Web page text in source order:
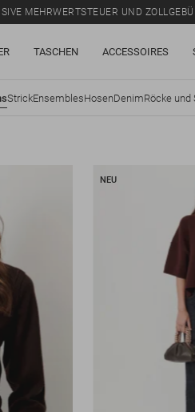
MEHRWERTSTEUER UND
TASCHEN ACCESSOIRES
StrickEnsemblesHosenDenimRöcke und
NEU